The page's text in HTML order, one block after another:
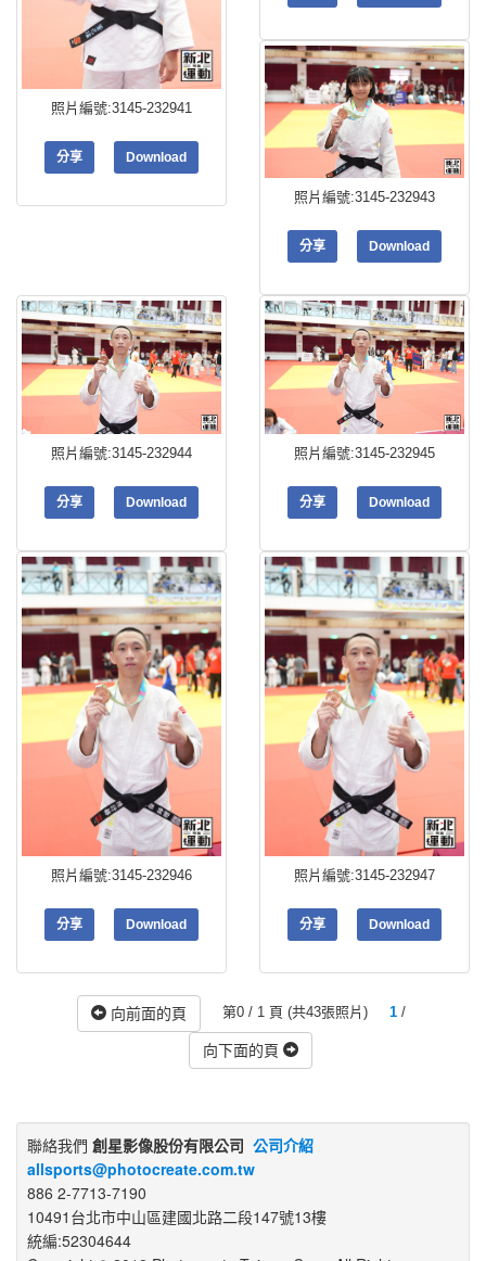
照片編號:3145-232941
分享 Download
照片編號:3145-232943
分享 Download
照片編號:3145-232944
分享 Download
照片編號:3145-232945
分享 Download
照片編號:3145-232946
分享 Download
照片編號:3145-232947
分享 Download
向前面的頁 第0 / 1 頁 (共43張照片) 1 /
向下面的頁
聯絡我們 創星影像股份有限公司 公司介紹
allsports@photocreate.com.tw
886 2-7713-7190
10491台北市中山區建國北路二段147號13樓
統編:52304644